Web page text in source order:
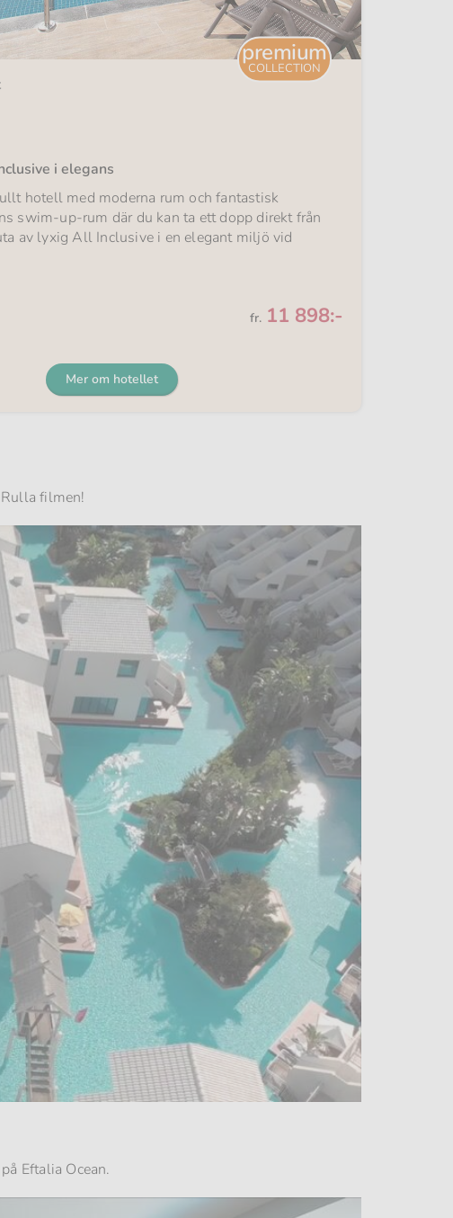
premium
COLLECTION
i elegans
hotell med moderna rum och fantastisk
swim-up-rum där du kan ta ett dopp direkt från
av lyxig All Inclusive i en elegant miljö vid
Från
fr. 11 898:-
Mer om hotellet
filmen!
Eftalia Ocean.